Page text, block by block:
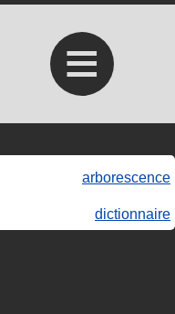
≡
arborescence
dictionnaire